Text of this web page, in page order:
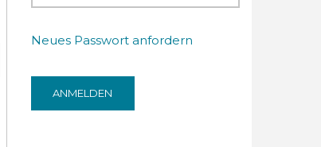
Neues Passwort anfordern